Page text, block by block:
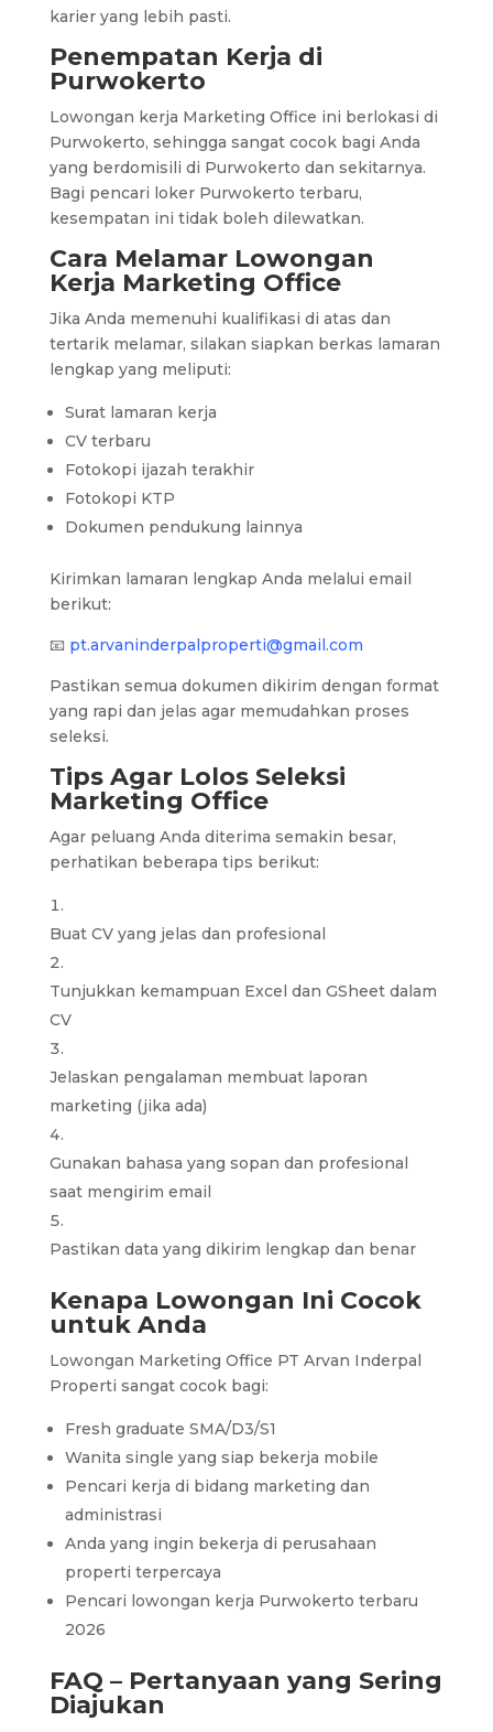
karier yang lebih pasti.
Penempatan Kerja di
Purwokerto
Lowongan kerja Marketing Office ini berlokasi di
Purwokerto, sehingga sangat cocok bagi Anda
yang berdomisili di Purwokerto dan sekitarnya.
Bagi pencari loker Purwokerto terbaru,
kesempatan ini tidak boleh dilewatkan.
Cara Melamar Lowongan
Kerja Marketing Office
Jika Anda memenuhi kualifikasi di atas dan
tertarik melamar, silakan siapkan berkas lamaran
lengkap yang meliputi:
Surat lamaran kerja
CV terbaru
Fotokopi ijazah terakhir
Fotokopi KTP
Dokumen pendukung lainnya
Kirimkan lamaran lengkap Anda melalui email
berikut:
📧 pt.arvaninderpalproperti@gmail.com
Pastikan semua dokumen dikirim dengan format
yang rapi dan jelas agar memudahkan proses
seleksi.
Tips Agar Lolos Seleksi
Marketing Office
Agar peluang Anda diterima semakin besar,
perhatikan beberapa tips berikut:
Buat CV yang jelas dan profesional
Tunjukkan kemampuan Excel dan GSheet dalam
CV
Jelaskan pengalaman membuat laporan
marketing (jika ada)
Gunakan bahasa yang sopan dan profesional
saat mengirim email
Pastikan data yang dikirim lengkap dan benar
Kenapa Lowongan Ini Cocok
untuk Anda
Lowongan Marketing Office PT Arvan Inderpal
Properti sangat cocok bagi:
Fresh graduate SMA/D3/S1
Wanita single yang siap bekerja mobile
Pencari kerja di bidang marketing dan
administrasi
Anda yang ingin bekerja di perusahaan
properti terpercaya
Pencari lowongan kerja Purwokerto terbaru
2026
FAQ – Pertanyaan yang Sering
Diajukan